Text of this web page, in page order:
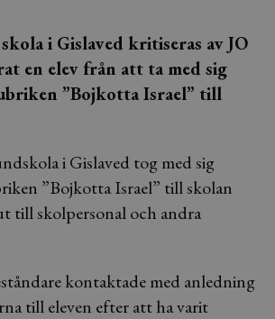
i Gislaved kritiseras av JO
en elev från att ta med sig
”Bojkotta Israel” till
i Gislaved tog med sig
”Bojkotta Israel” till skolan
till skolpersonal och andra
kontaktade med anledning
till eleven efter att ha varit